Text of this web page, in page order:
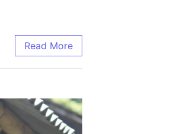
Read More